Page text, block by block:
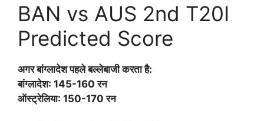
BAN vs AUS 2nd T20I
Predicted Score
अगर बांग्लादेश पहले बल्लेबाजी करता है:
बांग्लादेश: 145-160 रन
ऑस्ट्रेलिया: 150-170 रन